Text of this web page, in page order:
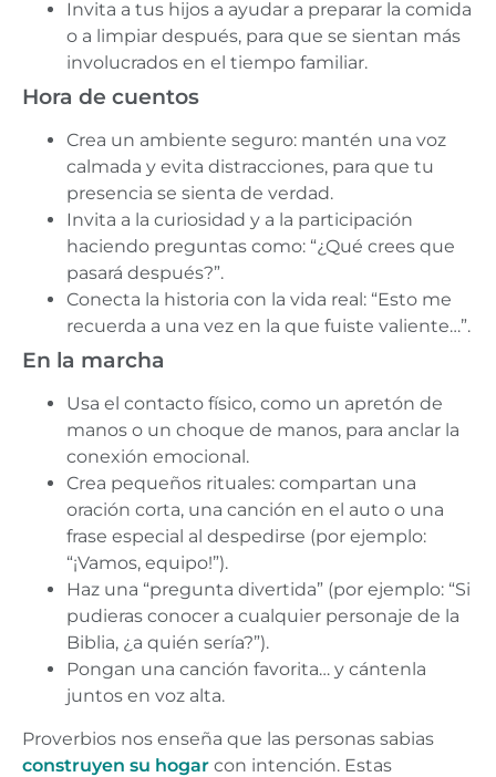
Invita a tus hijos a ayudar a preparar la comida
o a limpiar después, para que se sientan más
involucrados en el tiempo familiar.
Hora de cuentos
Crea un ambiente seguro: mantén una voz
calmada y evita distracciones, para que tu
presencia se sienta de verdad.
Invita a la curiosidad y a la participación
haciendo preguntas como: “¿Qué crees que
pasará después?”.
Conecta la historia con la vida real: “Esto me
recuerda a una vez en la que fuiste valiente…”.
En la marcha
Usa el contacto físico, como un apretón de
manos o un choque de manos, para anclar la
conexión emocional.
Crea pequeños rituales: compartan una
oración corta, una canción en el auto o una
frase especial al despedirse (por ejemplo:
“¡Vamos, equipo!”).
Haz una “pregunta divertida” (por ejemplo: “Si
pudieras conocer a cualquier personaje de la
Biblia, ¿a quién sería?”).
Pongan una canción favorita… y cántenla
juntos en voz alta.
Proverbios nos enseña que las personas sabias
construyen su hogar con intención. Estas